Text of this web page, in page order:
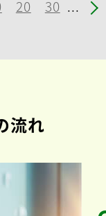
度の紹
を実施しています。
ご確認下さい。
はこちら